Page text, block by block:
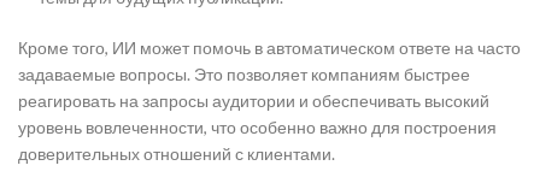
Кроме того, ИИ может помочь в автоматическом ответе на часто
задаваемые вопросы. Это позволяет компаниям быстрее
реагировать на запросы аудитории и обеспечивать высокий
уровень вовлеченности, что особенно важно для построения
доверительных отношений с клиентами.